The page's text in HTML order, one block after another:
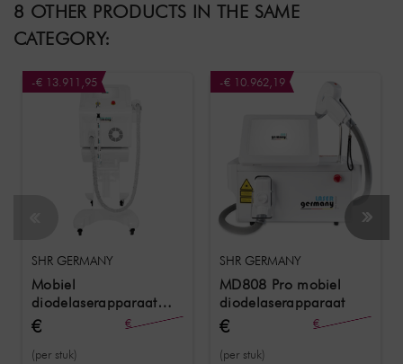
8 OTHER PRODUCTS IN THE SAME
CATEGORY:
-€ 13.911,95
SHR GERMANY
Mobiel
diodelaserapparaat
MD808
€
10.167,05
€
(per stuk)
-€ 10.962,19
SHR GERMANY
MD808 Pro mobiel
diodelaserapparaat
€
13.116,81
€
(per stuk)